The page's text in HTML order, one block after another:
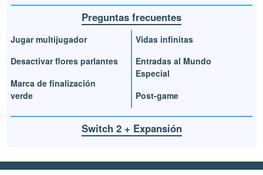
Preguntas frecuentes
Jugar multijugador
Desactivar flores parlantes
Marca de finalización
verde
Vidas infinitas
Entradas al Mundo
Especial
Post-game
Switch 2 + Expansión